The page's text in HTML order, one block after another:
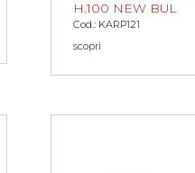
H.100 NEW BUL
Cod.: KARP121
scopri